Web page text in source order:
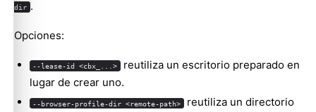
dir .
Opciones:
--lease-id <cbx_...>
reutiliza un escritorio preparado en
lugar de crear uno.
--browser-profile-dir <remote-path>
reutiliza un directorio